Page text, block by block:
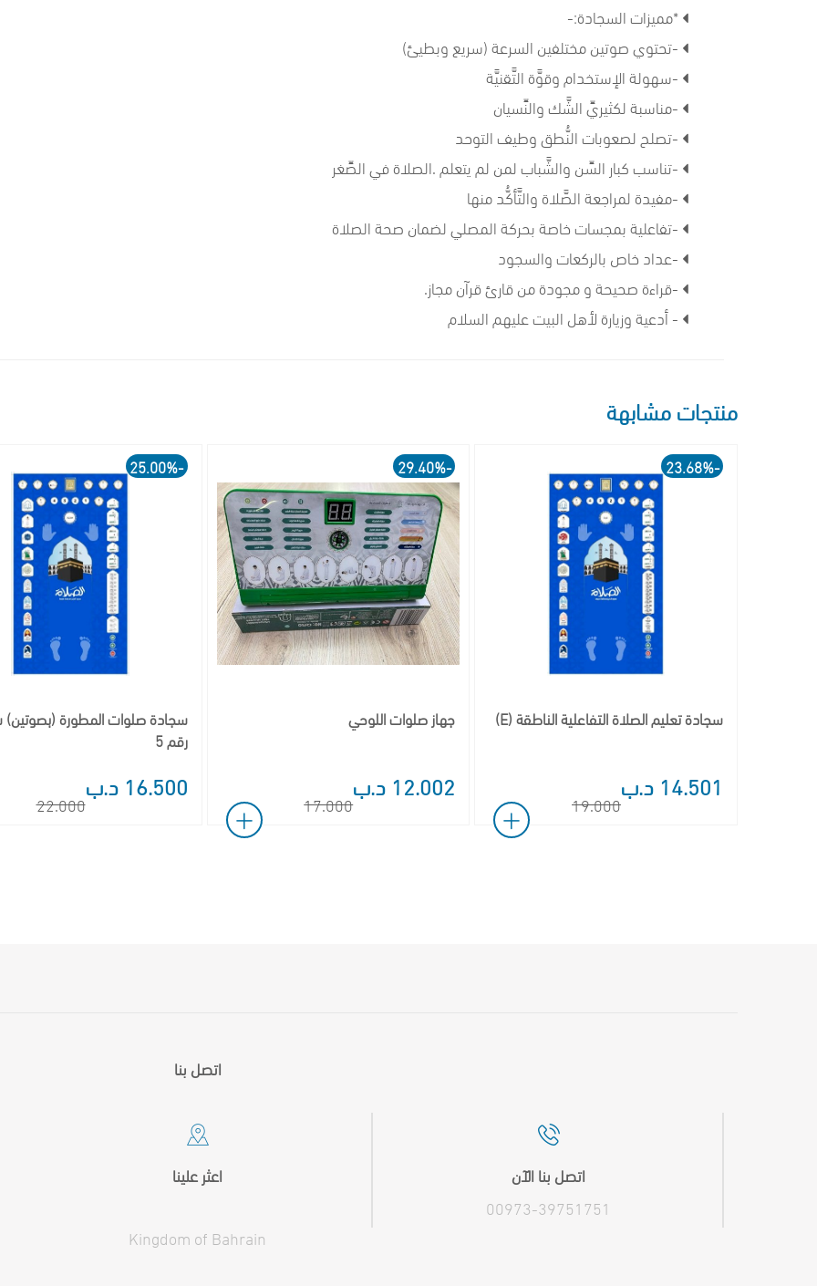
*مميزات السجادة:-
-تحتوي صوتين مختلفين السرعة (سريع وبطيئ)
-سهولة الإستخدام وقوَّة التَّقنيَّة
-مناسبة لكثيريِّ الشَّك والنِّسيان
-تصلح لصعوبات النُّطق وطيف التوحد
-تناسب كبار السِّن والشَّباب لمن لم يتعلم .الصلاة في الصِّغر
-مفيدة لمراجعة الصَّلاة والتَّأكُّد منها
-تفاعلية بمجسات خاصة بحركة المصلي لضمان صحة الصلاة
-عداد خاص بالركعات والسجود
-قراءة صحيحة و مجودة من قارئ قرآن مجاز.
- أدعية وزيارة لأهل البيت عليهم السلام
منتجات مشابهة
-23.68%
سجادة تعليم الصلاة التفاعلية الناطقة (E)
14.501 د.ب 19.000
-29.40%
جهاز صلوات اللوحي
12.002 د.ب 17.000
-25.00%
سجادة صلوات المطورة
رقم 5
16.500 د.ب 22.000
اتصل بنا
اتصل بنا الآن
00973-39751751
اعثر علينا
Kingdom of Bahrain